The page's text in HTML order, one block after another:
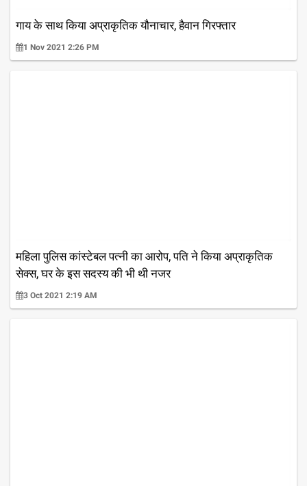
गाय के साथ किया अप्राकृतिक यौनाचार, हैवान गिरफ्तार
1 Nov 2021 2:26 PM
महिला पुलिस कांस्टेबल पत्नी का आरोप, पति ने किया अप्राकृतिक
सेक्स, घर के इस सदस्य की भी थी नजर
3 Oct 2021 2:19 AM